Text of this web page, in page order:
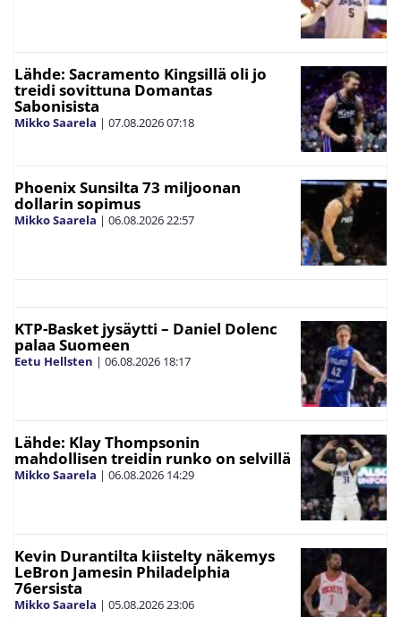
Lähde: Sacramento Kingsillä oli jo
treidi sovittuna Domantas
Sabonisista
Mikko Saarela | 07.08.202607:18
Phoenix Sunsilta 73 miljoonan
dollarin sopimus
Mikko Saarela | 06.08.202622:57
KTP-Basket jysäytti – Daniel Dolenc
palaa Suomeen
Eetu Hellsten | 06.08.2026 18:17
Lähde: Klay Thompsonin
mahdollisen treidin runko on selvillä
Mikko Saarela | 06.08.2026 14:29
Kevin Durantilta kiistelty näkemys
LeBron Jamesin Philadelphia
76ersista
Mikko Saarela | 05.08.202623:06